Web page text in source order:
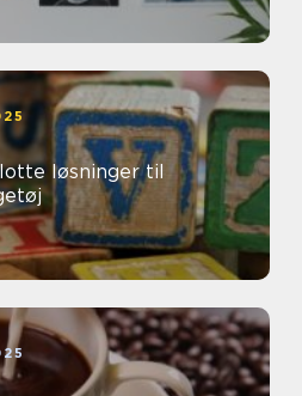
løsninger til